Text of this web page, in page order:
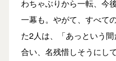
わちゃぶりから一転、今
一幕も。やがて、すべて
た2人は、「あっという
合い、名残惜しそうにし